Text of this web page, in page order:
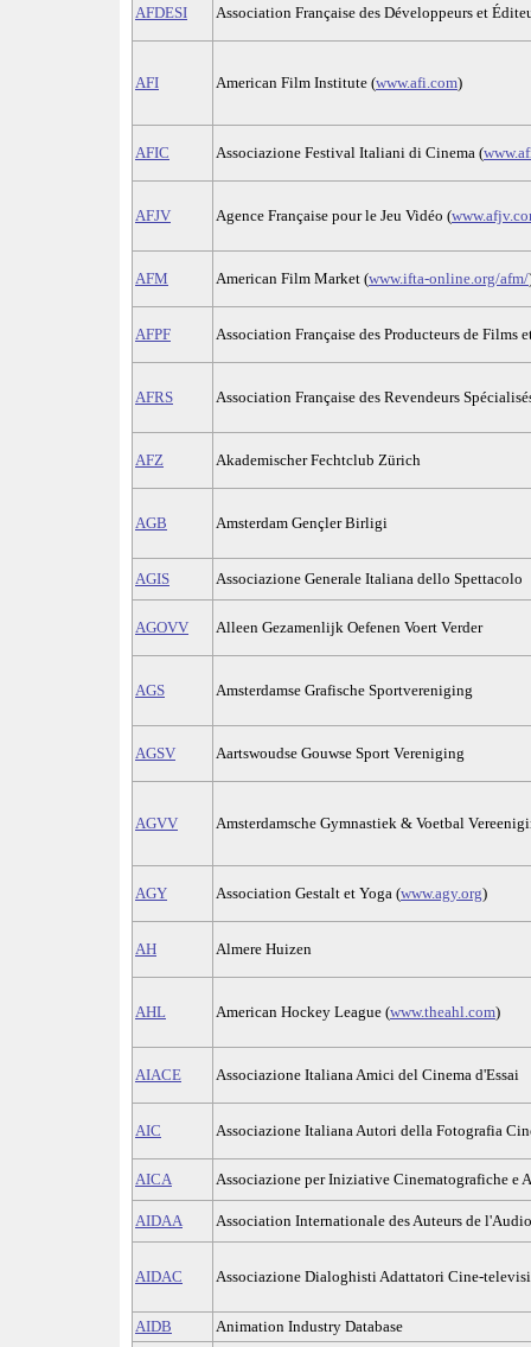
AFDESI Association Française des Développeurs et
AFI American Film Institute (www.afi.com)
AFIC Associazione Festival Italiani di Cinema (
AFJV Agence Française pour le Jeu Vidéo (
AFM American Film Market (www.ifta-online.org/afm/
AFPF Association Française des Producteurs de Films
AFRS Association Française des Revendeurs
AFZ Akademischer Fechtclub Zürich
AGB Amsterdam Gençler Birligi
AGIS Associazione Generale Italiana dello Spettacolo
AGOVV Alleen Gezamenlijk Oefenen Voert Verder
AGS Amsterdamse Grafische Sportvereniging
AGSV Aartswoudse Gouwse Sport Vereniging
AGVV Amsterdamsche Gymnastiek & Voetbal
AGY Association Gestalt et Yoga (www.agy.org)
AH Almere Huizen
AHL American Hockey League (www.theahl.com)
AIACE Associazione Italiana Amici del Cinema d'Essai
AIC Associazione Italiana Autori della Fotografia
AICA Associazione per Iniziative Cinematografiche e
AIDAA Association Internationale des Auteurs de
AIDAC Associazione Dialoghisti Adattatori Cine-
AIDB Animation Industry Database